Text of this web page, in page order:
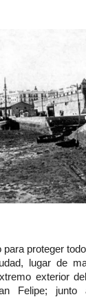
para proteger
lugar de
exterior
Felipe;